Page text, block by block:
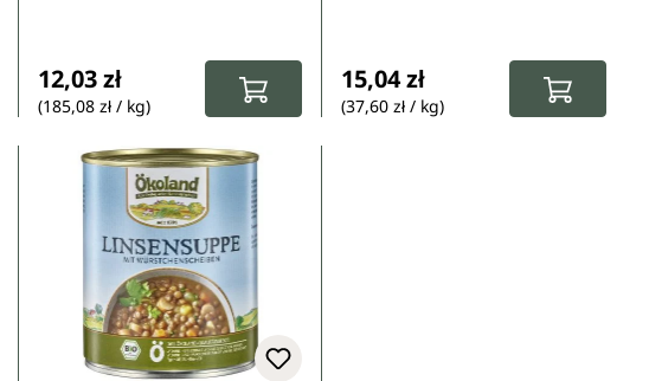
12,03 zł
(185,08 zł / kg)
15,04 zł
(37,60 zł / kg)